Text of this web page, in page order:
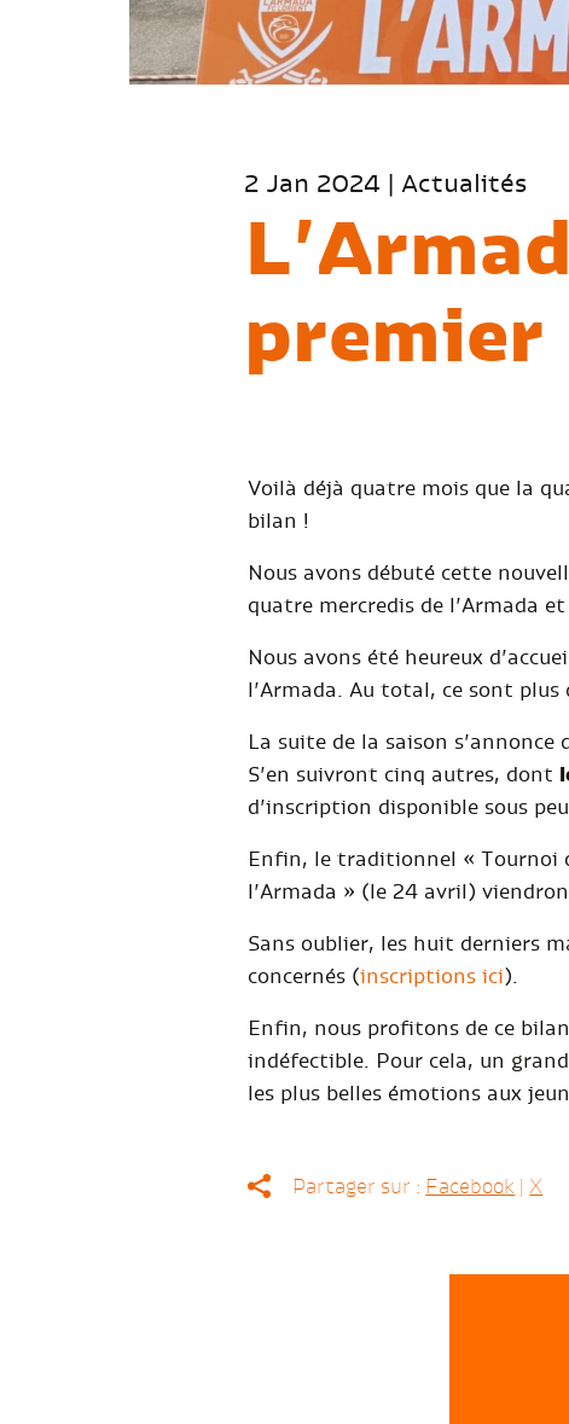
2 Jan 2024 | Actualités
premier
Voilà déjà quatre mois que la
bilan !
Nous avons débuté cette
quatre mercredis de l’Armada
Nous avons été heureux
l’Armada. Au total, ce sont
La suite de la saison
S’en suivront cinq autres, dont
d’inscription disponible sous
Enfin, le traditionnel « Tournoi
l’Armada » (le 24 avril)
Sans oublier, les huit derniers
concernés (inscriptions ici).
Enfin, nous profitons de ce
indéfectible. Pour cela, un
les plus belles émotions aux
Partager sur : Facebook X